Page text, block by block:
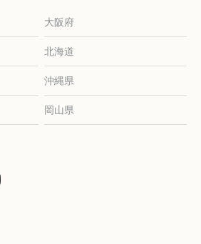
大阪府
北海道
沖縄県
岡山県